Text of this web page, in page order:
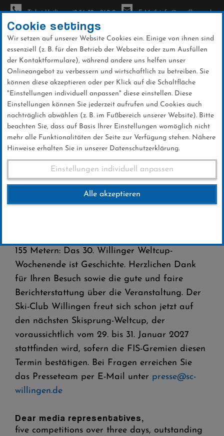
Direkt
zum
Inhalt
Ticket-Hotline: +49 56 32 - 960-0 E-Mail: info@sc-willingen.de
Weltcup
Weltcup-Infos 2026/2027
155 Metern: Das 30. Willinger Weltcup-
Wochenende ist Geschichte. Herzlichen Dank
für Ihren Besuch sowie die gute und faire
Berichterstattung über die Veranstaltung. Der
Ski-Club Willingen freut sich schon jetzt auf
den nächsten Skisprung-Weltcup, der
voraussichtlich vom 29. bis 31. Januar 2027
stattfinden wird, sofern die FIS-Gremien diesen
Termin bestätigen. Bei Fragen erreichen Sie
das Presseteam per E-Mail unter presse@sc-
willingen.de
Dear media representatives,
five competitions over three days, outstanding
Cookie settings
Wir setzen auf unserer Website Cookies ein. Einige von ihnen sind
essenziell (z. B. für den Betrieb der Webseite oder zum Ausfüllen
der Kontaktformulare), während andere uns helfen unser
Onlineangebot zu verbessern und wirtschaftlich zu betreiben. Sie
können diese akzeptieren oder per Klick auf die Schaltfläche
"Einstellungen individuell anpassen" diese einstellen. Diese
Einstellungen können Sie jederzeit aufrufen und Cookies auch
nachträglich abwählen (z. B. im Fußbereich unserer Website). Bitte
beachten Sie, dass auf Basis Ihrer Einstellungen womöglich nicht
mehr alle Funktionalitäten der Seite zur Verfügung stehen. Nähere
Hinweise erhalten Sie in unserer Datenschutzerklärung.
Einstellungen individuell anpassen
Alle akzeptieren